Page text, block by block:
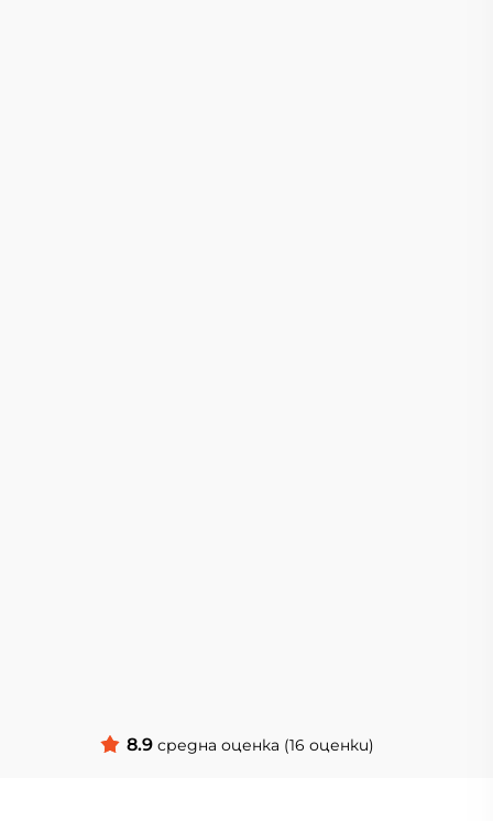
8.9 средна оценка (16 оценки)